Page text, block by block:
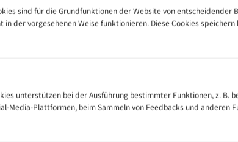
sind für die Grundfunktionen der Website von entscheidender
in der vorgesehenen Weise funktionieren. Diese Cookies
unterstützen bei der Ausführung bestimmter Funktionen, z. B.
Media-Plattformen, beim Sammeln von Feedbacks und anderen